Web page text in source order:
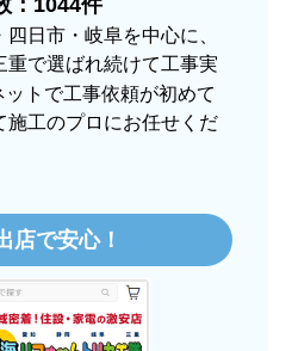
： 1044件
日市・岐阜を中心に、
重で選ばれ続けて工事実
トで工事依頼が初めて
施工のプロにお任せくだ
店で安心！